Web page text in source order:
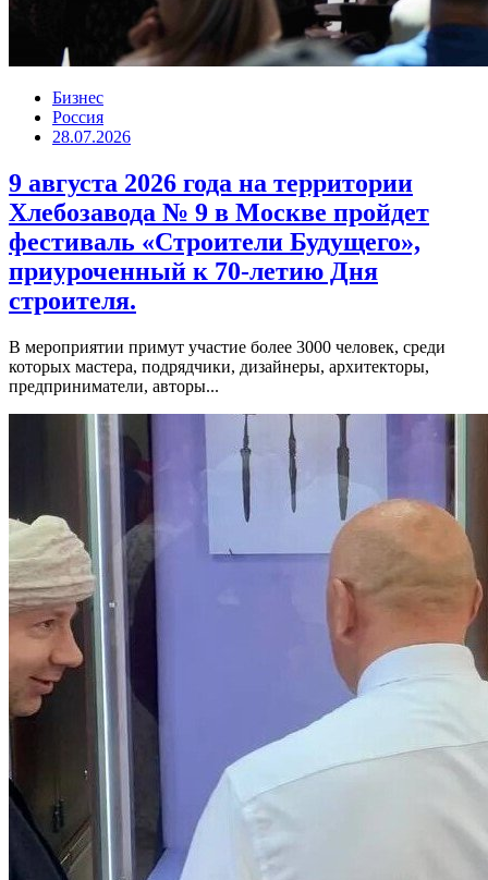
Бизнес
Россия
28.07.2026
9 августа 2026 года на территории
Хлебозавода № 9 в Москве пройдет
фестиваль «Строители Будущего»,
приуроченный к 70-летию Дня
строителя.
В мероприятии примут участие более 3000 человек, среди
которых мастера, подрядчики, дизайнеры, архитекторы,
предприниматели, авторы...